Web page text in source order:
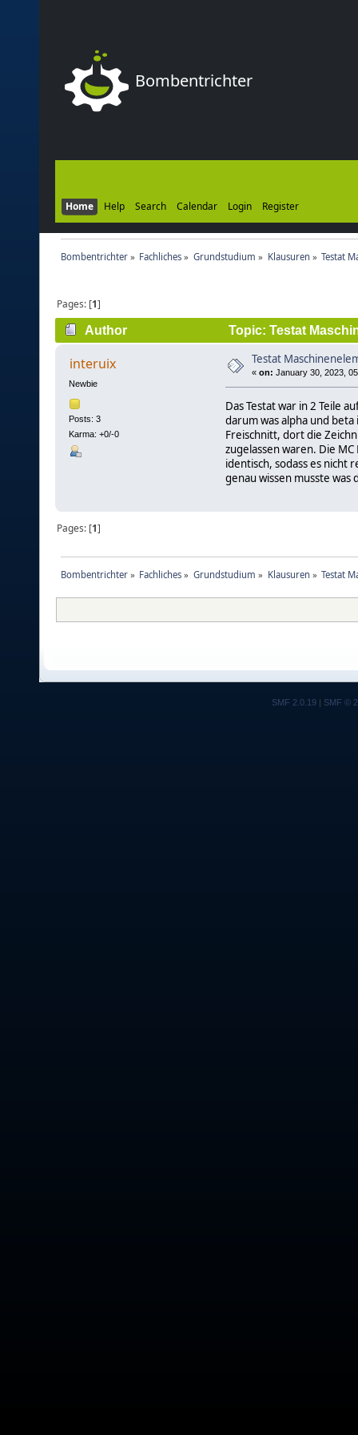
Bombentrichter
Home Help Search Calendar Login Register
Bombentrichter» Fachliches » Grundstudium » Klausuren » Testat
Pages: [1]
Author
Topic: Testat
interuix
Newbie
Posts: 3
Karma: +0/-0
Testat
« on: January 30, 2023,
Das Testat war in 2 Teile
darum was alpha und
Freischnitt, dort die
zugelassen waren. Die
identisch, sodass es nicht
genau wissen musste
Pages: [1]
Bombentrichter» Fachliches » Grundstudium » Klausuren » Testat
SMF 2.0.19 | SMF ©